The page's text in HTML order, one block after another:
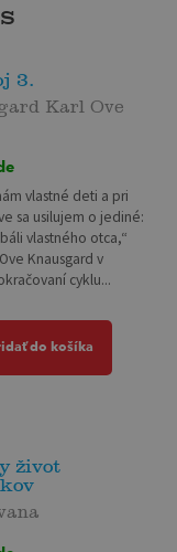
3.
Karl Ove
vlastné deti a pri
sa usilujem o jediné:
vlastného otca,“
Knausgard v
cyklu...
do košíka
život